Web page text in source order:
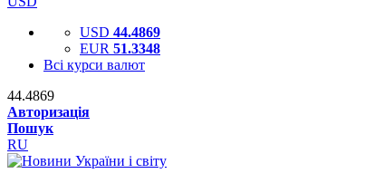
USD 44.4869
EUR 51.3348
Всі курси валют
44.4869
Авторизація
Пошук
RU